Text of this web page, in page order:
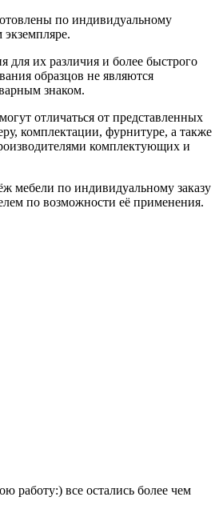
по индивидуальному
для их различия и более быстрого
образцов не являются
знаком.
отличаться от представленных
комплектации, фурнитуре, а также
комплектующих и
мебели по индивидуальному заказу
по возможности её применения.
работу:) все остались более чем